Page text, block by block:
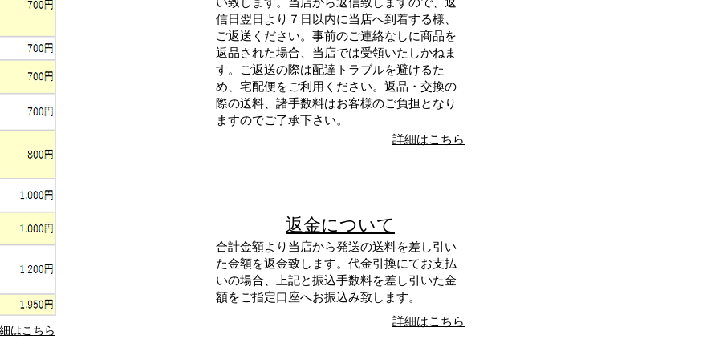
はこちら
信日翌日より７日以内に当店へ到着する様、
ご返送ください。事前のご連絡なしに商品を
返品された場合、当店では受領いたしかねま
す。ご返送の際は配達トラブルを避けるた
め、宅配便をご利用ください。返品・交換の
際の送料、諸手数料はお客様のご負担となり
ますのでご了承下さい。
詳細はこちら
返金について
合計金額より当店から発送の送料を差し引い
た金額を返金致します。 代金引換にてお支払
いの場合、上記と振込手数料を差し引いた金
額をご指定口座へお振込み致します。
詳細はこちら